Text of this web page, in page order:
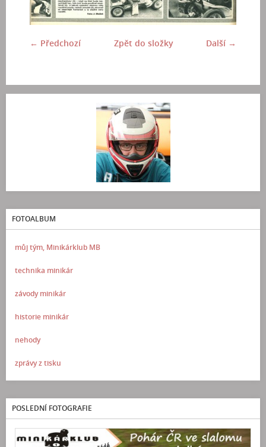
← Předchozí Další →
Zpět do složky
FOTOALBUM
můj tým, Minikárklub MB
technika minikár
závody minikár
historie minikár
nehody
zprávy z tisku
POSLEDNÍ FOTOGRAFIE